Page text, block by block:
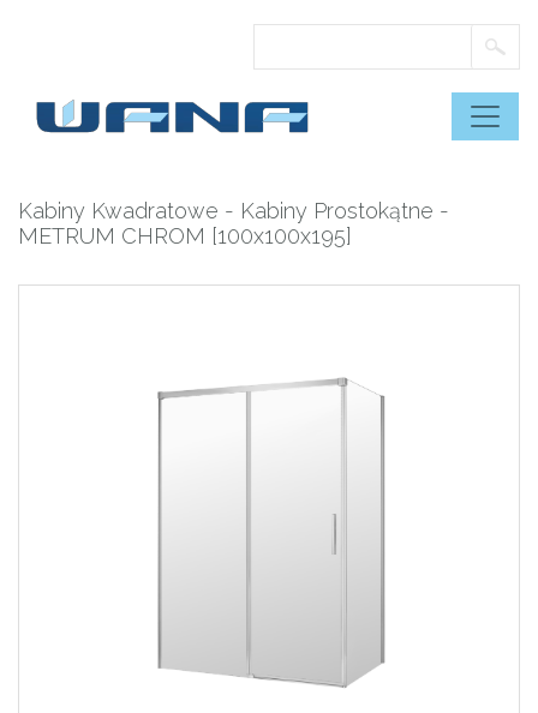
Kabiny Kwadratowe - Kabiny Prostokątne -
METRUM CHROM [100x100x195]